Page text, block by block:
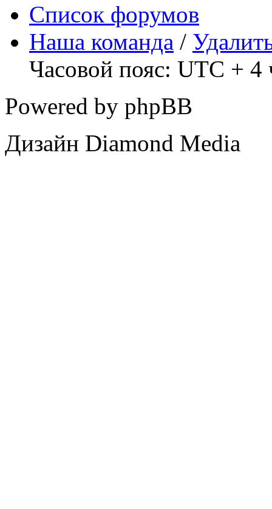
Список форумов
Наша команда /
Часовой пояс: UTC + 4
Powered by phpBB
Дизайн Diamond Media